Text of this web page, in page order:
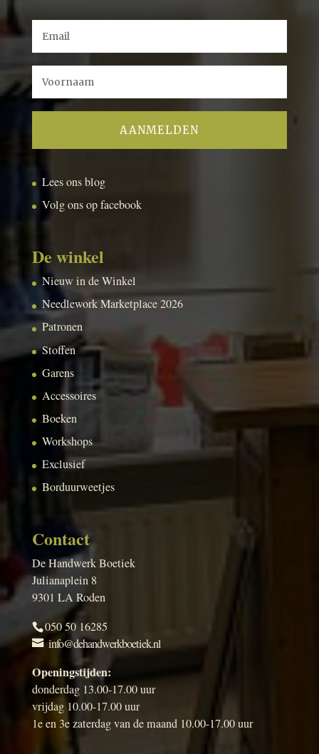
Lees ons blog
Volg ons op facebook
De winkel
Nieuw in de Winkel
Needlework Marketplace 2026
Patronen
Stoffen
Garens
Accessoires
Boeken
Workshops
Exclusief
Borduurweetjes
Contact
De Handwerk Boetiek
Julianaplein 8
9301 LA Roden
050 50 16285
info@dehandwerkboetiek.nl
Openingstijden:
donderdag 13.00-17.00 uur
vrijdag 10.00-17.00 uur
1e en 3e zaterdag van de maand 10.00-17.00 uur